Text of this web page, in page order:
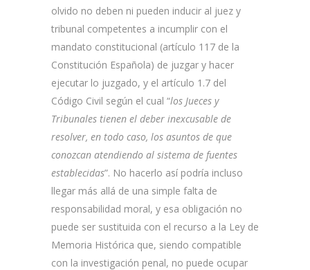
olvido no deben ni pueden inducir al juez y
tribunal competentes a incumplir con el
mandato constitucional (artículo 117 de la
Constitución Española) de juzgar y hacer
ejecutar lo juzgado, y el artículo 1.7 del
Código Civil según el cual “los Jueces y
Tribunales tienen el deber inexcusable de
resolver, en todo caso, los asuntos de que
conozcan atendiendo al sistema de fuentes
establecidas”. No hacerlo así podría incluso
llegar más allá de una simple falta de
responsabilidad moral, y esa obligación no
puede ser sustituida con el recurso a la Ley de
Memoria Histórica que, siendo compatible
con la investigación penal, no puede ocupar